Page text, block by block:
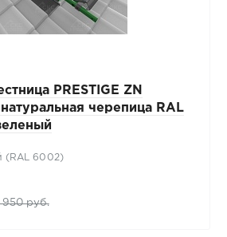
PRESTIGE ZN
черепица RAL
(RAL 6002)
950 руб.